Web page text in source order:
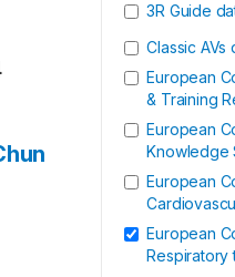
3R Guide
Classic AVs
European
& Training
European
Knowledge
European
European
Respiratory